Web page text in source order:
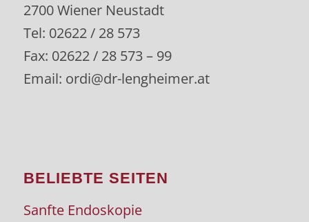
2700 Wiener Neustadt
Tel: 02622 / 28 573
Fax: 02622 / 28 573 – 99
Email: ordi@dr-lengheimer.at
BELIEBTE SEITEN
Sanfte Endoskopie